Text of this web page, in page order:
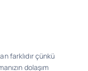
farklıdır çünkü
dolaşım